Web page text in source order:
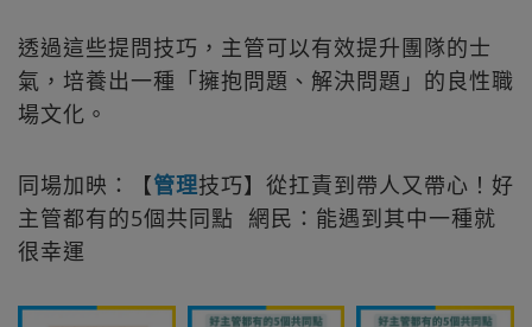
透過這些提問技巧，主管可以有效提升團隊的士
氣，培養出一種「擁抱問題、解決問題」的良性職
場文化。
同場加映：【管理技巧】從扛責到帶人又帶心！好
主管都有的5個共同點 網民：能遇到其中一種就
很幸運